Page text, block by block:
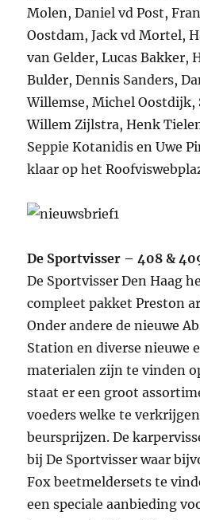
Molen, Daniel vd Post,
Oostdam, Jack vd Mortel,
van Gelder, Lucas Bakker,
Bulder, Dennis Sanders,
Willemse, Michel Oostdijk,
Willem Zijlstra, Henk
Seppie Kotanidis en Uwe
klaar op het
De Sportvisser – 408 &
De Sportvisser Den Haag
compleet pakket Preston
Onder andere de nieuwe
Station en diverse nieuwe
materialen zijn te vinden
staat er een groot
voeders welke te
beursprijzen. De
bij De Sportvisser waar
Fox beetmeldersets te
een speciale aanbieding